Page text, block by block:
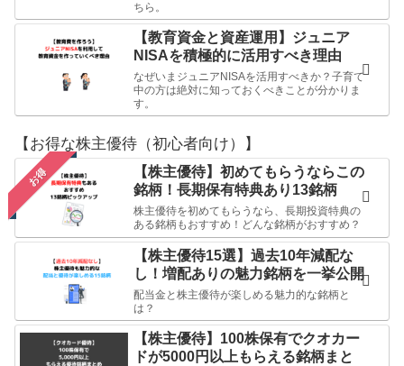
ちら。
【教育資金と資産運用】ジュニア
NISAを積極的に活用すべき理由
なぜいまジュニアNISAを活用すべきか？子育て
中の方は絶対に知っておくべきことが分かりま
す。
【お得な株主優待（初心者向け）】
お得
【株主優待】初めてもらうならこの
銘柄！長期保有特典あり13銘柄
株主優待を初めてもらうなら、長期投資特典の
ある銘柄もおすすめ！どんな銘柄がおすすめ？
【株主優待15選】過去10年減配な
し！増配ありの魅力銘柄を一挙公開
配当金と株主優待が楽しめる魅力的な銘柄と
は？
【株主優待】100株保有でクオカー
ドが5000円以上もらえる銘柄まと